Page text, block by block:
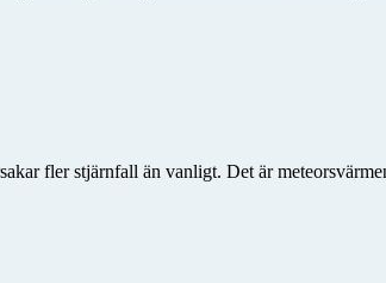
fler stjärnfall än vanligt. Det är